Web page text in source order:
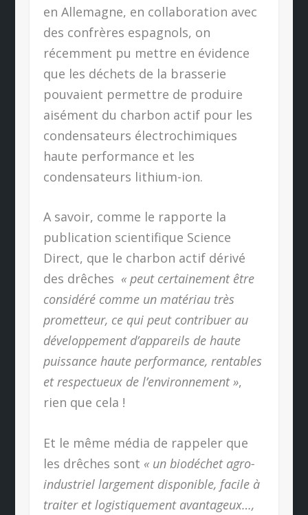
en Allemagne, en collaboration avec
des confrères espagnols, on
récemment pu mettre en évidence
que les déchets de la brasserie
pouvaient permettre de produire
aisément du charbon actif pour les
condensateurs électrochimiques
haute performance et les
condensateurs lithium-ion.
A savoir, comme le rapporte la
publication scientifique Science
Direct, que le charbon actif dérivé
des drêches « peut certainement être
considéré comme un matériau très
prometteur, ce qui peut contribuer au
développement d’appareils de haute
puissance haute performance, rentables
et respectueux de l’environnement »,
rien que cela !
Et le même média de rappeler que
les drêches sont « un biodéchet agro-
industriel largement disponible, facile à
traiter et logistiquement avantageux…,